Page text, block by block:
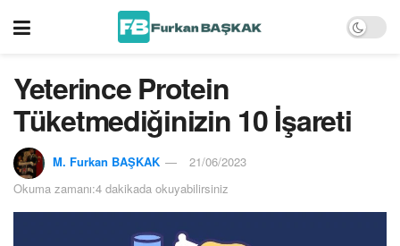
Yeterince Protein
Tüketmediğinizin 10 İşareti
M. Furkan BAŞKAK
21/06/2023
Okuma zamanı:4 dakikada okuyabilirsiniz